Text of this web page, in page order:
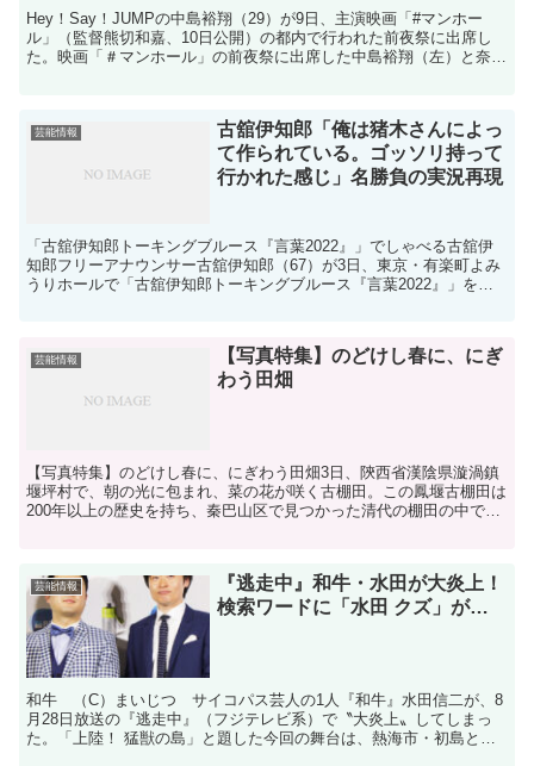
Hey！Say！JUMPの中島裕翔（29）が9日、主演映画「#マンホー
ル」（監督熊切和嘉、10日公開）の都内で行われた前夜祭に出席し
た。映画「＃マンホール」の前夜祭に出席した中島裕翔（左）と奈
芸能情報
古舘伊知郎「俺は猪木さんによっ
て作られている。ゴッソリ持って
行かれた感じ」名勝負の実況再現
「古舘伊知郎トーキングブルース『言葉2022』」でしゃべる古舘伊
知郎フリーアナウンサー古舘伊知郎（67）が3日、東京・有楽町よみ
うりホールで「古舘伊知郎トーキングブルース『言葉2022』」を、
芸能情報
【写真特集】のどけし春に、にぎ
わう田畑
【写真特集】のどけし春に、にぎわう田畑3日、陝西省漢陰県漩渦鎮
堰坪村で、朝の光に包まれ、菜の花が咲く古棚田。この鳳堰古棚田は
200年以上の歴史を持ち、秦巴山区で見つかった清代の棚田の中で最
芸能情報
『逃走中』和牛・水田が大炎上！
検索ワードに「水田 クズ」が…
和牛 （C）まいじつ サイコパス芸人の1人『和牛』水田信二が、8
月28日放送の『逃走中』（フジテレビ系）で〝大炎上〟してしまっ
た。「上陸！ 猛獣の島」と題した今回の舞台は、熱海市・初島とい